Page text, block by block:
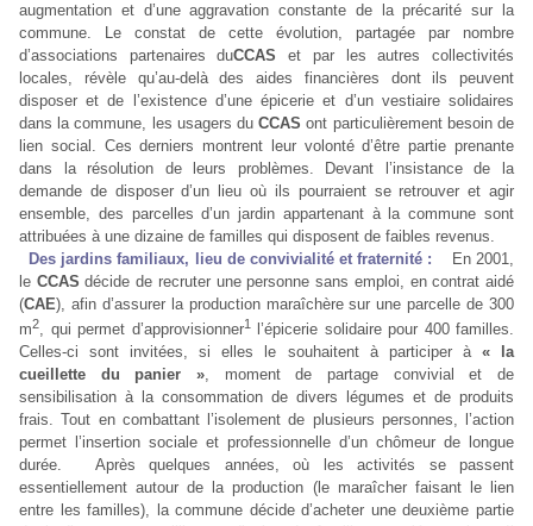
augmentation et d’une aggravation constante de la précarité sur la
commune. Le constat de cette évolution, partagée par nombre
d’associations partenaires duCCAS et par les autres collectivités
locales, révèle qu’au-delà des aides financières dont ils peuvent
disposer et de l’existence d’une épicerie et d’un vestiaire solidaires
dans la commune, les usagers duCCAS ont particulièrement besoin de
lien social. Ces derniers montrent leur volonté d’être partie prenante
dans la résolution de leurs problèmes. Devant l’insistance de la
demande de disposer d’un lieu où ils pourraient se retrouver et agir
ensemble, des parcelles d’un jardin appartenant à la commune sont
attribuées à une dizaine de familles qui disposent de faibles revenus.
Des jardins familiaux, lieu de convivialité et fraternité :
En 2001,
le CCAS décide de recruter une personne sans emploi, en contrat aidé
(CAE), afin d’assurer la production maraîchère sur une parcelle de 300
m2, qui permet d’approvisionner1l’épicerie solidaire pour 400 familles.
Celles-ci sont invitées, si elles le souhaitent à participer à « la
cueillette du panier », moment de partage convivial et de
sensibilisation à la consommation de divers légumes et de produits
frais. Tout en combattant l’isolement de plusieurs personnes, l’action
permet l’insertion sociale et professionnelle d’un chômeur de longue
durée. Après quelques années, où les activités se passent
essentiellement autour de la production (le maraîcher faisant le lien
entre les familles), la commune décide d’acheter une deuxième partie